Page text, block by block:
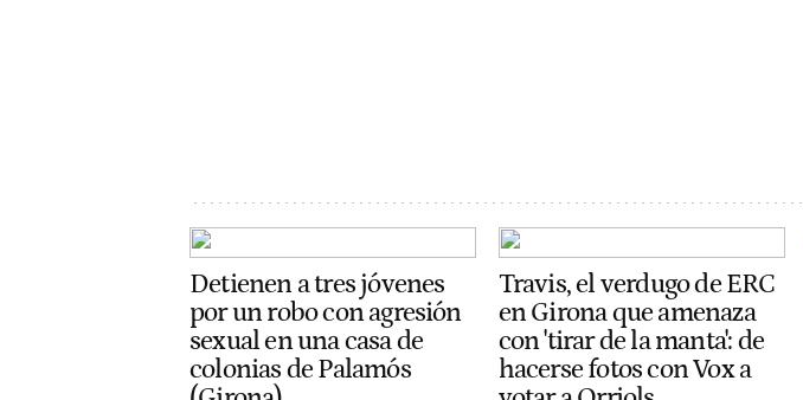
Detienen a tres jóvenes
por un robo con agresión
sexual en una casa de
colonias de Palamós
Travis, el verdugo de ERC
en Girona que amenaza
con 'tirar de la manta': de
hacerse fotos con Vox a